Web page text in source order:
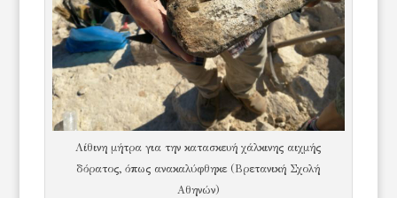
Λίθινη μήτρα για την κατασκευή χάλκινης αιχμής
δόρατος, όπως ανακαλύφθηκε (Βρετανική Σχολή
Αθηνών)